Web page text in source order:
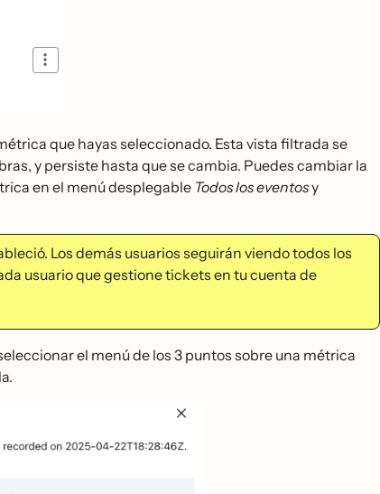
que hayas seleccionado. Esta vista filtrada se
y persiste hasta que se cambia. Puedes cambiar la
en el menú desplegable Todos los eventosy
Los demás usuarios seguirán viendo todos los
usuario que gestione tickets en tu cuenta de
el menú de los 3 puntos sobre una métrica